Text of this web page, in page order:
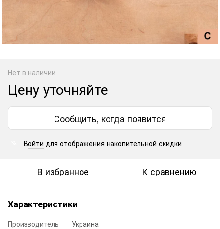
Нет в наличии
Цену уточняйте
Сообщить, когда появится
Войти для отображения накопительной скидки
В избранное К сравнению
Характеристики
Производитель
Украина